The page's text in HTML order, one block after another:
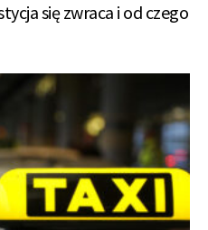
się zwraca i od czego